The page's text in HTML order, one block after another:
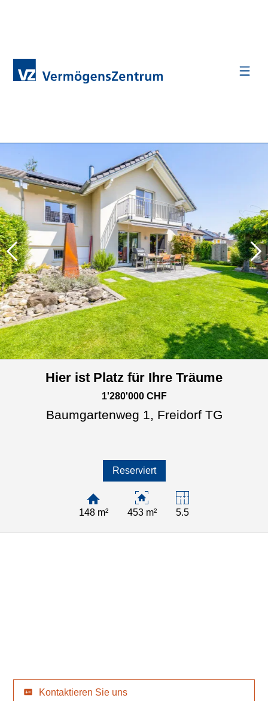
Hier ist Platz für Ihre Träume
1'280'000 CHF
Baumgartenweg 1, Freidorf TG
Reserviert
148 m² 453 m² 5.5
Kontaktieren Sie uns